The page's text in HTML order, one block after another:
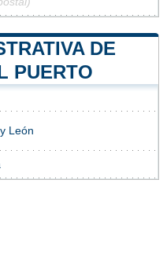
DE
PUERTO
León